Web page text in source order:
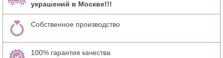
украшений в Москве!!!
Собственное производство
100% гарантия качества